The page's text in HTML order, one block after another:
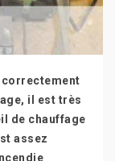
correctement
il est très
de chauffage
assez